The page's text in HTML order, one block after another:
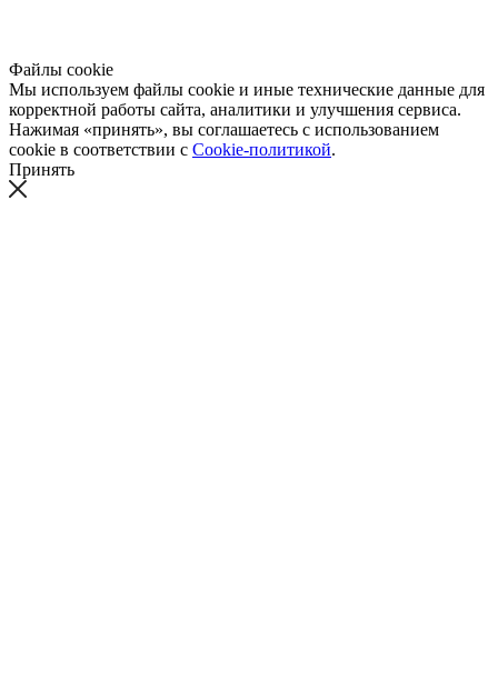
Файлы cookie
Мы используем файлы cookie и иные технические данные для
корректной работы сайта, аналитики и улучшения сервиса.
Нажимая «принять», вы соглашаетесь с использованием
cookie в соответствии с Cookie-политикой.
Принять